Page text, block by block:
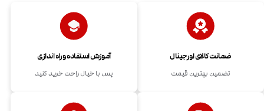
ضمانت کالای اورجینال
تضمین بهترین قیمت
آموزش استفاده و راه اندازی
پس با خیال راحت خرید کنید